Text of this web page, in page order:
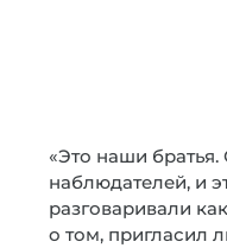
«Это наши братья.
наблюдателей, и
разговаривали
о том, пригласил